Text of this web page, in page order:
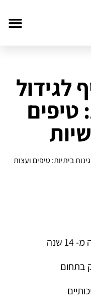
לגידול
טיפים
ביתיות: טיפים ועצות
שנה
בתחום